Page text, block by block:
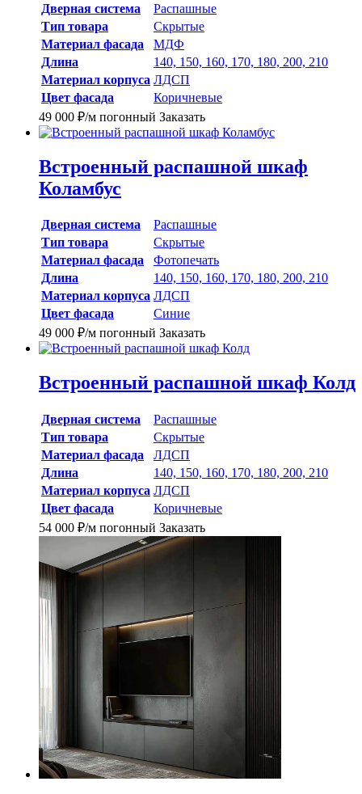
Дверная система
Распашные
Тип товара
Скрытые
Материал фасада
МДФ
Длина
140, 150, 160, 170, 180, 200, 210
Материал корпуса ЛДСП
Цвет фасада
Коричневые
49 000 ₽/м погонный Заказать
Встроенный распашной шкаф
Коламбус
Дверная система
Распашные
Тип товара
Скрытые
Материал фасада
Фотопечать
Длина
140, 150, 160, 170, 180, 200, 210
Материал корпуса ЛДСП
Цвет фасада
Синие
49 000 ₽/м погонный Заказать
Встроенный распашной шкаф Колд
Дверная система
Распашные
Тип товара
Скрытые
Материал фасада
ЛДСП
Длина
140, 150, 160, 170, 180, 200, 210
Материал корпуса ЛДСП
Цвет фасада
Коричневые
54 000 ₽/м погонный Заказать